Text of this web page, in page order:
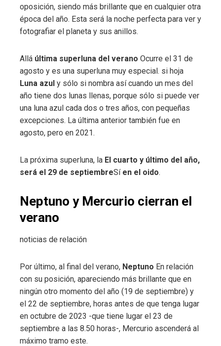
oposición, siendo más brillante que en cualquier otra
época del año. Esta será la noche perfecta para ver y
fotografiar el planeta y sus anillos.
Allá última superluna del verano Ocurre el 31 de
agosto y es una superluna muy especial. si hoja
Luna azul y sólo si nombra así cuando un mes del
año tiene dos lunas llenas, porque sólo si puede ver
una luna azul cada dos o tres años, con pequeñas
excepciones. La última anterior también fue en
agosto, pero en 2021.
La próxima superluna, la El cuarto y último del año,
será el 29 de septiembreSíen el oido.
Neptuno y Mercurio cierran el
verano
noticias de relación
Por último, al final del verano, Neptuno En relación
con su posición, apareciendo más brillante que en
ningún otro momento del año (19 de septiembre) y
el 22 de septiembre, horas antes de que tenga lugar
en octubre de 2023 -que tiene lugar el 23 de
septiembre a las 8.50 horas-, Mercurio ascenderá al
máximo tramo este.